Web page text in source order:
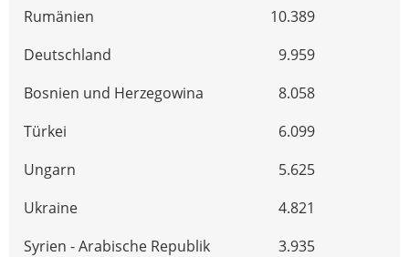
Rumänien
10.389
Deutschland
9.959
Bosnien und Herzegowina
8.058
Türkei
6.099
Ungarn
5.625
Ukraine
4.821
Syrien - Arabische Republik
3.935